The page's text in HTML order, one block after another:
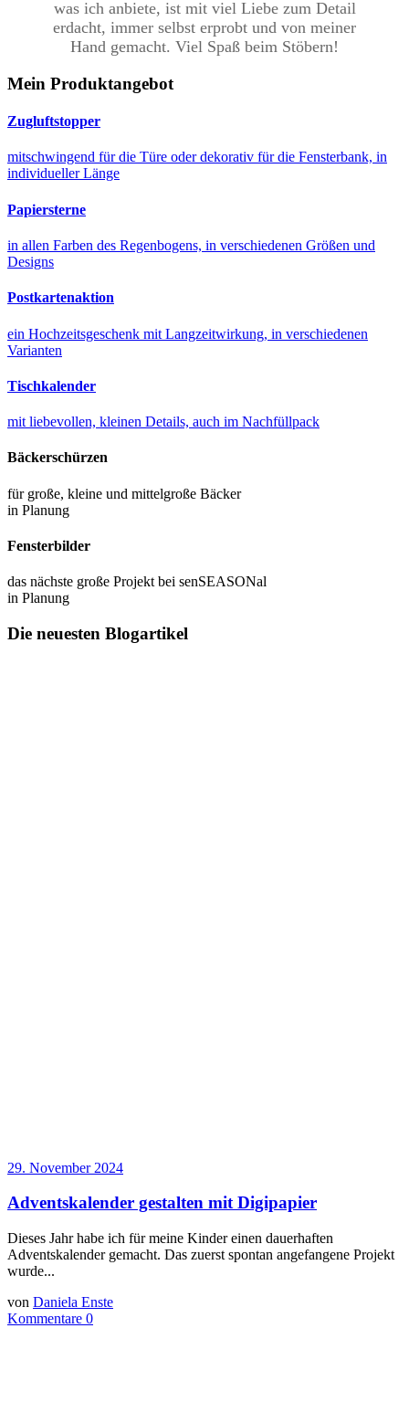
was ich anbiete, ist mit viel Liebe zum Detail
erdacht, immer selbst erprobt und von meiner
Hand gemacht. Viel Spaß beim Stöbern!
Mein Produktangebot
Zugluftstopper
mitschwingend für die Türe oder dekorativ für die Fensterbank, in
individueller Länge
Papiersterne
in allen Farben des Regenbogens, in verschiedenen Größen und
Designs
Postkartenaktion
ein Hochzeitsgeschenk mit Langzeitwirkung, in verschiedenen
Varianten
Tischkalender
mit liebevollen, kleinen Details, auch im Nachfüllpack
Bäckerschürzen
für große, kleine und mittelgroße Bäcker
in Planung
Fensterbilder
das nächste große Projekt bei senSEASONal
in Planung
Die neuesten Blogartikel
29. November 2024
Adventskalender gestalten mit Digipapier
Dieses Jahr habe ich für meine Kinder einen dauerhaften
Adventskalender gemacht. Das zuerst spontan angefangene Projekt
wurde...
von Daniela Enste
Kommentare 0